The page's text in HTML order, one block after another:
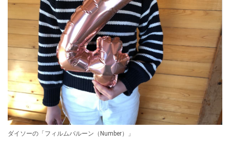
ダイソーの「フィルムバルーン（Number）」